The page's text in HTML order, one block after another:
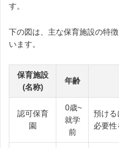
す。
下の図は、主な保育施設の特
います。
保育施設
(名称)
年齢
認可保育
園
0歳~
就学
前
預ける
必要